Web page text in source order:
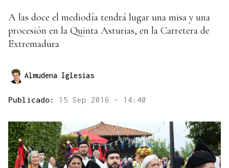
A las doce el mediodía tendrá lugar una misa y una
procesión en la Quinta Asturias, en la Carretera de
Extremadura
Almudena Iglesias
Publicado: 15 Sep 2016 - 14:40